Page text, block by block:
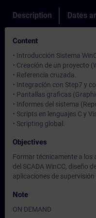
Description Dates
Content
• Introducción Sistema
• Creación de un proyecto
• Referencia cruzada.
• Integración con Step7 y
• Pantallas graficas
• Informes del sistema
• Scripts en lenguajes C y
• Scripting global.
Objectives
Formar técnicamente a los
del SCADA WinCC, diseño
aplicaciones de supervisión
Note
ON DEMAND